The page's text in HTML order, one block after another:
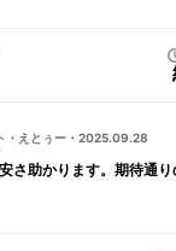
・ えとぅー ・ 2025.09.28
さ助かります。期待通